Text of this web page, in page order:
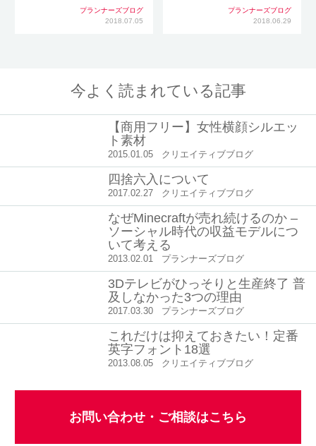
プランナーズブログ
2018.07.05
プランナーズブログ
2018.06.29
今よく読まれている記事
【商用フリー】女性横顔シルエッ
ト素材
2015.01.05 クリエイティブブログ
四捨六入について
2017.02.27 クリエイティブブログ
なぜMinecraftが売れ続けるのか –
ソーシャル時代の収益モデルにつ
いて考える
2013.02.01 プランナーズブログ
3Dテレビがひっそりと生産終了 普
及しなかった3つの理由
2017.03.30 プランナーズブログ
これだけは抑えておきたい！定番
英字フォント18選
2013.08.05 クリエイティブブログ
お問い合わせ・ご相談はこちら